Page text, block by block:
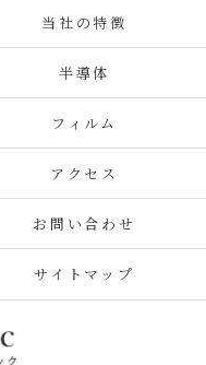
当社の特徴
半導体
フィルム
アクセス
お問い合わせ
サイトマップ